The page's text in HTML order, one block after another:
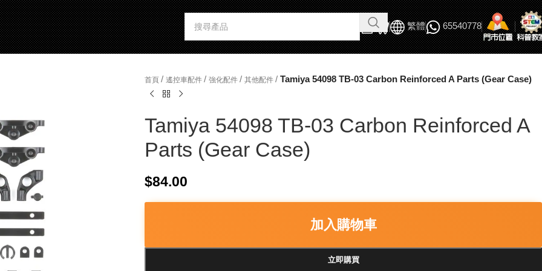
繁體 65540778
首頁 / 遙控車配件 / 強化配件 / 其他配件 / Tamiya 54098 TB-03 Carbon Reinforced A Parts (Gear Case)
Tamiya 54098 TB-03 Carbon Reinforced A
Parts (Gear Case)
$84.00
加入購物車
立即購買